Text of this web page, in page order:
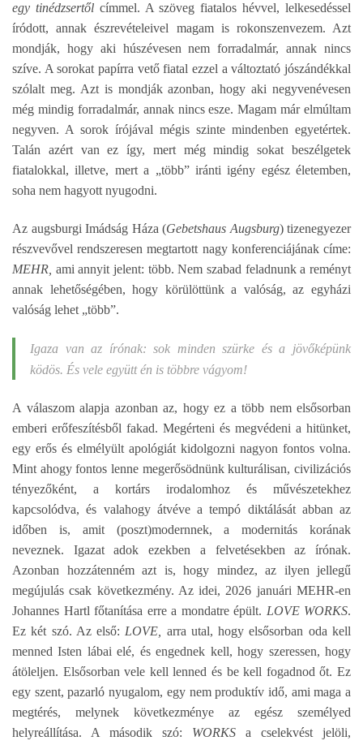
egy tinédzsertől címmel. A szöveg fiatalos hévvel, lelkesedéssel
íródott, annak észrevételeivel magam is rokonszenvezem. Azt
mondják, hogy aki húszévesen nem forradalmár, annak nincs
szíve. A sorokat papírra vető fiatal ezzel a változtató jószándékkal
szólalt meg. Azt is mondják azonban, hogy aki negyvenévesen
még mindig forradalmár, annak nincs esze. Magam már elmúltam
negyven. A sorok írójával mégis szinte mindenben egyetértek.
Talán azért van ez így, mert még mindig sokat beszélgetek
fiatalokkal, illetve, mert a „több” iránti igény egész életemben,
soha nem hagyott nyugodni.
Az augsburgi Imádság Háza (Gebetshaus Augsburg) tizenegyezer
részvevővel rendszeresen megtartott nagy konferenciájának címe:
MEHR, ami annyit jelent: több. Nem szabad feladnunk a reményt
annak lehetőségében, hogy körülöttünk a valóság, az egyházi
valóság lehet „több”.
Igaza van az írónak: sok minden szürke és a jövőképünk
ködös. És vele együtt én is többre vágyom!
A válaszom alapja azonban az, hogy ez a több nem elsősorban
emberi erőfeszítésből fakad. Megérteni és megvédeni a hitünket,
egy erős és elmélyült apológiát kidolgozni nagyon fontos volna.
Mint ahogy fontos lenne megerősödnünk kulturálisan, civilizációs
tényezőként, a kortárs irodalomhoz és művészetekhez
kapcsolódva, és valahogy átvéve a tempó diktálását abban az
időben is, amit (poszt)modernnek, a modernitás korának
neveznek. Igazat adok ezekben a felvetésekben az írónak.
Azonban hozzátenném azt is, hogy mindez, az ilyen jellegű
megújulás csak következmény. Az idei, 2026 januári MEHR-en
Johannes Hartl főtanítása erre a mondatre épült. LOVE WORKS.
Ez két szó. Az első:LOVE, arra utal, hogy elsősorban oda kell
menned Isten lábai elé, és engednek kell, hogy szeressen, hogy
átöleljen. Elsősorban vele kell lenned és be kell fogadnod őt. Ez
egy szent, pazarló nyugalom, egy nem produktív idő, ami maga a
megtérés, melynek következménye az egész személyed
helyreállítása. A második szó: WORKS a cselekvést jelöli,